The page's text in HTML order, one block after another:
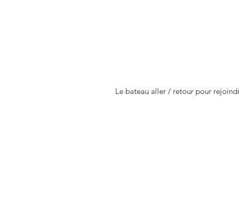
Le bateau aller / retour pour